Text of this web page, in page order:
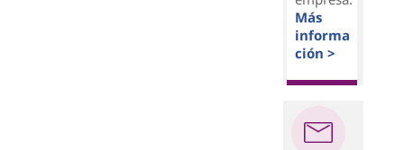
Más
informa
ción >